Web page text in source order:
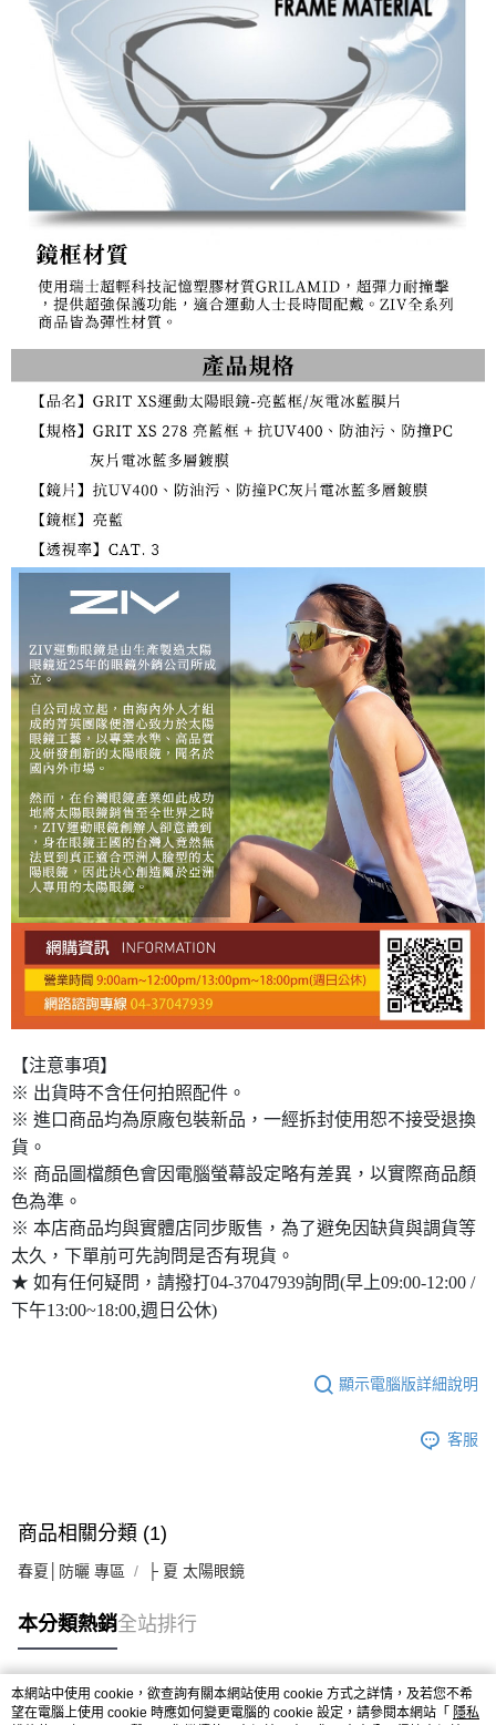
【注意事項】
※ 出貨時不含任何拍照配件。
※ 進口商品均為原廠包裝新品，一經拆封使用恕不接受退換
貨。
※ 商品圖檔顏色會因電腦螢幕設定略有差異，以實際商品顏
色為準。
※ 本店商品均與實體店同步販售，為了避免因缺貨與調貨等
太久，下單前可先詢問是否有現貨。
★ 如有任何疑問，請撥打04-37047939詢問(早上09:00-12:00 /
下午13:00~18:00,週日公休)
顯示電腦版詳細說明
客服
商品相關分類 (1)
春夏│防曬 專區 ├ 夏 太陽眼鏡
本分類熱銷全站排行
熱門標籤
本網站中使用 cookie，欲查詢有關本網站使用 cookie 方式之詳情，及若您不希
望在電腦上使用 cookie 時應如何變更電腦的 cookie 設定，請參閱本網站「 隱私